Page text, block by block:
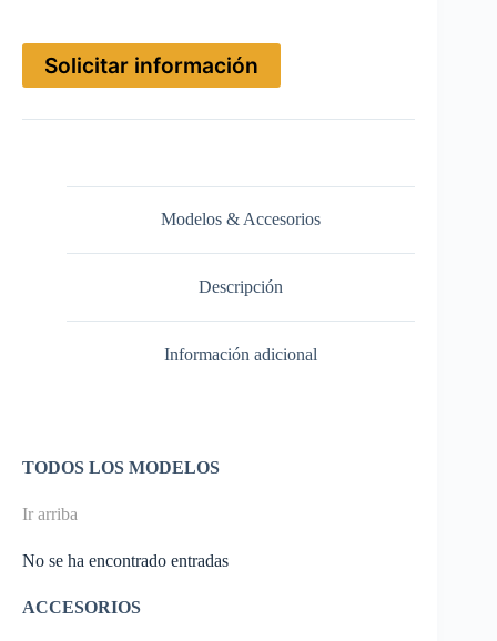
Solicitar información
Modelos & Accesorios
Descripción
Información adicional
TODOS LOS MODELOS
Ir arriba
No se ha encontrado entradas
ACCESORIOS